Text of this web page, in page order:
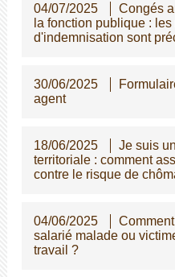
04/07/2025
Congés
la fonction publique :
d'indemnisation sont
30/06/2025
agent
18/06/2025
Je suis
territoriale : comment
contre le risque de
04/06/2025
salarié malade ou
travail ?